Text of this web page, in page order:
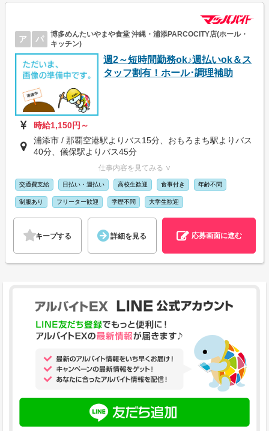
ア パ
博多めんたいやまや食堂 沖縄・浦添PARCOCITY店(ホール・
キッチン)
週2～短時間勤務ok♪週払いok＆ス
タッフ割有！ホール･調理補助
時給1,150円～
浦添市 / 那覇空港駅よりバス15分、おもろまち駅よりバス
40分、儀保駅よりバス45分
仕事内容を見てみる ∨
交通費支給 日払い・週払い 高校生歓迎 食事付き 年齢不問
制服あり フリーター歓迎 学歴不問 大学生歓迎
キープする 詳細を見る 応募画面に進む